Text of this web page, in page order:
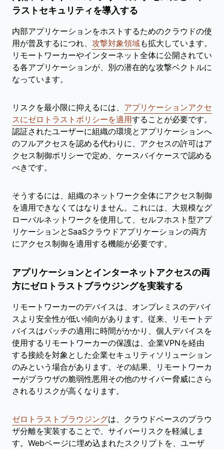
ラストセキュリティを導入する
内部アプリケーションをホストするためのクラウドの使
用が普及するにつれ、 攻撃対象領域も拡大しています。
リモートワーカーやインターネット全体に公開されてい
る各アプリケーションが、別の潜在的な攻撃ベクトルに
なっています。
リスクを最小限に抑えるには、 アプリケーションアクセ
スにゼロトラストポリシーを適用することが必要です。
認証されたユーザーに組織の環境とアプリケーションへ
のフルアクセスを認める代わりに、アクセスの許可はア
クセス制御ポリシーで定め、ケースバイケースで認める
べきです。
そうするには、組織のネットワーク全体にアクセス制御
を適用できなくてはなりません。これには、大規模なグ
ローバルネットワークを使用して、セルフホスト型アプ
リケーションとSaaSクラウドアプリケーションの両方
にアクセス制御を適用する機能が必要です。
アプリケーションとインターネットアクセスの両
方にゼロトラストブラウジングを実装する
リモートワーカーのデバイスは、オンプレミスのデバイ
スより安全性が低い傾向があります。従来、リモートデ
バイスはパッチの適用に時間がかかり、個人デバイスを
使用するリモートワーカーの保護は、企業VPNを経由
する接続を対象とした企業セキュリティソリューション
のみという場合があります。その結果、リモートワーカ
ーがブラウザの脆弱性悪用その他のサイバー脅威にさら
されるリスクが高くなります。
ゼロトラストブラウジングは、クラウドベースのブラウ
ザ分離を実装することで、サイバーリスクを軽減しま
す。Webページに埋め込まれたスクリプトを、ユーザ